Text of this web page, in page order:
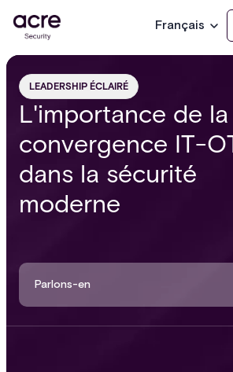
Français
LEADERSHIP ÉCLAIRÉ
L'importance de la
convergence IT-
dans la sécurité
moderne
Parlons-en